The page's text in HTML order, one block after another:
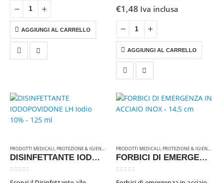
tessuto non tessuto, realizzato
con materiali di alta qualità che
garantiscono un’adesione…
AGGIUNGI AL CARRELLO
selezionate per l’uso medicale,
contaminanti.
€1,48 Iva inclusa
AGGIUNGI AL CARRELLO
PRODOTTI MEDICALI PROTEZIONE & IGIENE RICAMBI & ATTREZZATURE
DISINFETTANTE IODOPOVIDONE LH Iodio 10% – 125 ml
PRODOTTI MEDICALI PROTEZIONE & IGIENE
FORBICI DI EMERGENZA IN ACCIAIO INOX – 14,5 cm